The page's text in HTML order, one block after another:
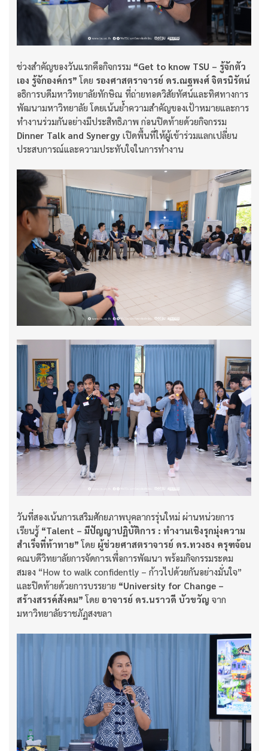
ช่วงสำคัญของวันแรกคือกิจกรรม “Get to know TSU – รู้จักตัว
เอง รู้จักองค์กร” โดย รองศาสตราจารย์ ดร.ณฐพงศ์ จิตรนิรัตน์
อธิการบดีมหาวิทยาลัยทักษิณ ที่ถ่ายทอดวิสัยทัศน์และทิศทางการ
พัฒนามหาวิทยาลัย โดยเน้นย้ำความสำคัญของเป้าหมายและการ
ทำงานร่วมกันอย่างมีประสิทธิภาพ ก่อนปิดท้ายด้วยกิจกรรม
Dinner Talk and Synergy เปิดพื้นที่ให้ผู้เข้าร่วมแลกเปลี่ยน
ประสบการณ์และความประทับใจในการทำงาน
วันที่สองเน้นการเสริมศักยภาพบุคลากรรุ่นใหม่ ผ่านหน่วยการ
เรียนรู้ “Talent – มีปัญญาปฏิบัติการ : ทำงานเชิงรุกมุ่งความ
สำเร็จที่ท้าทาย” โดย ผู้ช่วยศาสตราจารย์ ดร.ทวงธง ครุฑจ้อน
คณบดีวิทยาลัยการจัดการเพื่อการพัฒนา พร้อมกิจกรรมระดม
สมอง “How to walk confidently – ก้าวไปด้วยกันอย่างมั่นใจ”
และปิดท้ายด้วยการบรรยาย “University for Change –
สร้างสรรค์สังคม” โดย อาจารย์ ดร.นราวดี บัวขวัญ จาก
มหาวิทยาลัยราชภัฏสงขลา